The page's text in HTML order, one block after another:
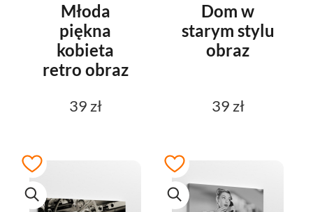
Młoda
piękna
kobieta
retro obraz
39 zł
Dom w
starym stylu
obraz
39 zł